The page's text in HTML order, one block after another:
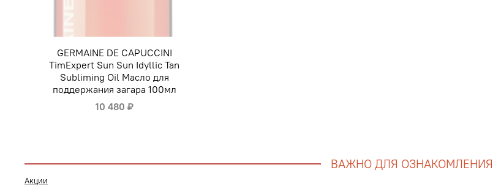
GERMAINE DE CAPUCCINI
TimExpert Sun Sun Idyllic Tan
Subliming Oil Масло для
поддержания загара 100мл
10 480 ₽
ВАЖНО ДЛЯ ОЗНАКОМЛЕНИЯ
Акции